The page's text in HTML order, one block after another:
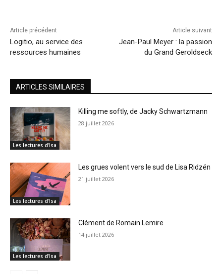
Article précédent
Logitio, au service des
ressources humaines
Article suivant
Jean-Paul Meyer : la passion
du Grand Geroldseck
ARTICLES SIMILAIRES
Les lectures d'Isa
Killing me softly, de Jacky Schwartzmann
28 juillet 2026
Les lectures d'Isa
Les grues volent vers le sud de Lisa Ridzén
21 juillet 2026
Les lectures d'Isa
Clément de Romain Lemire
14 juillet 2026